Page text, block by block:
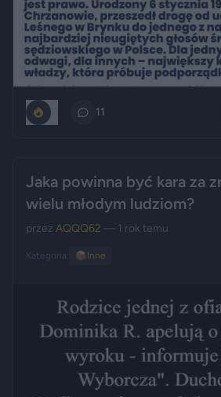
11
Jaka powinna być kara za
wielu młodym ludziom?
przez AQQQ62 — 1 rok temu
Kategoria: 📦 Inne